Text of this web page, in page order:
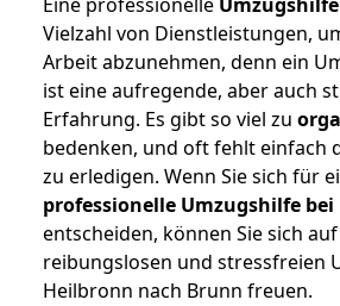
Vielzahl von Dienstleistungen,
Arbeit abzunehmen, denn ein
ist eine aufregende, aber auch
Erfahrung. Es gibt so viel zu
bedenken, und oft fehlt einfach
zu erledigen. Wenn Sie sich für
professionelle Umzugshilfe bei
entscheiden, können Sie sich
reibungslosen und stressfreien
Heilbronn nach Brunn freuen.